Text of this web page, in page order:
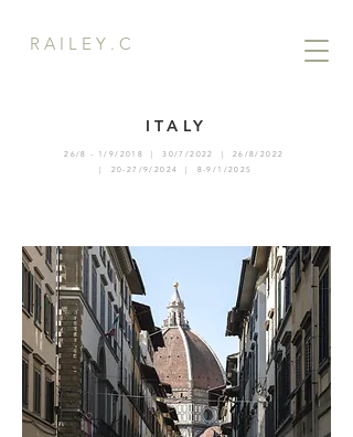
R A I L E Y . C
ITALY
26/8 - 1/9/2018 | 30/7/2022 | 26/8/2022
| 20-27/9/2024 | 8-9/1/2025